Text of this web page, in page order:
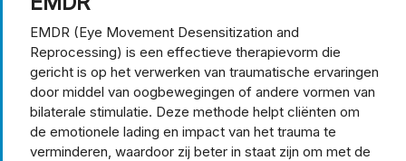
EMDR (Eye Movement Desensitization and
Reprocessing) is een effectieve therapievorm die
gericht is op het verwerken van traumatische ervaringen
door middel van oogbewegingen of andere vormen van
bilaterale stimulatie. Deze methode helpt cliënten om
de emotionele lading en impact van het trauma te
verminderen, waardoor zij beter in staat zijn om met de